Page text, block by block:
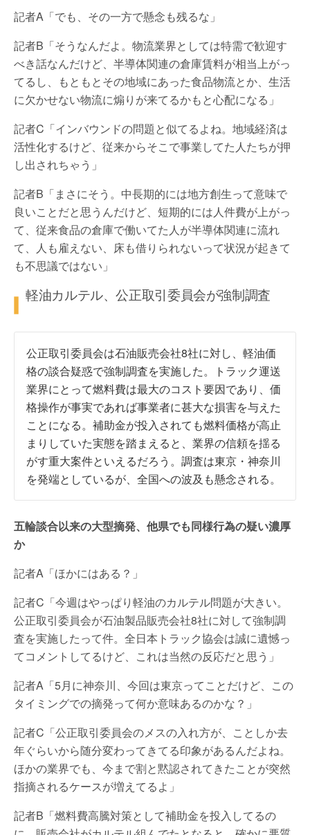
記者A「でも、その一方で懸念も残るな」
記者B「そうなんだよ。物流業界としては特需で歓迎す
べき話なんだけど、半導体関連の倉庫賃料が相当上がっ
てるし、もともとその地域にあった食品物流とか、生活
に欠かせない物流に煽りが来てるかもと心配になる」
記者C「インバウンドの問題と似てるよね。地域経済は
活性化するけど、従来からそこで事業してた人たちが押
し出されちゃう」
記者B「まさにそう。中長期的には地方創生って意味で
良いことだと思うんだけど、短期的には人件費が上がっ
て、従来食品の倉庫で働いてた人が半導体関連に流れ
て、人も雇えない、床も借りられないって状況が起きて
も不思議ではない」
軽油カルテル、公正取引委員会が強制調査
公正取引委員会は石油販売会社8社に対し、軽油価
格の談合疑惑で強制調査を実施した。トラック運送
業界にとって燃料費は最大のコスト要因であり、価
格操作が事実であれば事業者に甚大な損害を与えた
ことになる。補助金が投入されても燃料価格が高止
まりしていた実態を踏まえると、業界の信頼を揺る
がす重大案件といえるだろう。調査は東京・神奈川
を発端としているが、全国への波及も懸念される。
五輪談合以来の大型摘発、他県でも同様行為の疑い濃厚
か
記者A「ほかにはある？」
記者C「今週はやっぱり軽油のカルテル問題が大きい。
公正取引委員会が石油製品販売会社8社に対して強制調
査を実施したって件。全日本トラック協会は誠に遺憾っ
てコメントしてるけど、これは当然の反応だと思う」
記者A「5月に神奈川、今回は東京ってことだけど、この
タイミングでの摘発って何か意味あるのかな？」
記者C「公正取引委員会のメスの入れ方が、ことしか去
年ぐらいから随分変わってきてる印象があるんだよね。
ほかの業界でも、今まで割と黙認されてきたことが突然
指摘されるケースが増えてるよ」
記者B「燃料費高騰対策として補助金を投入してるの